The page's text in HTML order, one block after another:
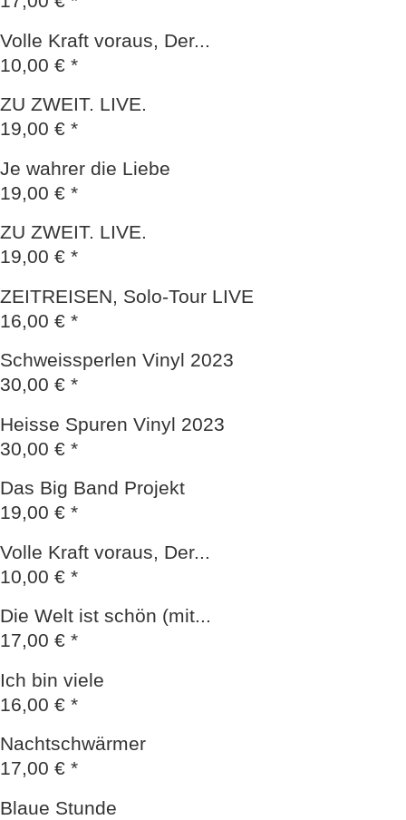
Volle Kraft voraus, Der...
10,00 € *
ZU ZWEIT. LIVE.
19,00 € *
Je wahrer die Liebe
19,00 € *
ZU ZWEIT. LIVE.
19,00 € *
ZEITREISEN, Solo-Tour LIVE
16,00 € *
Schweissperlen Vinyl 2023
30,00 € *
Heisse Spuren Vinyl 2023
30,00 € *
Das Big Band Projekt
19,00 € *
Volle Kraft voraus, Der...
10,00 € *
Die Welt ist schön (mit...
17,00 € *
Ich bin viele
16,00 € *
Nachtschwärmer
17,00 € *
Blaue Stunde